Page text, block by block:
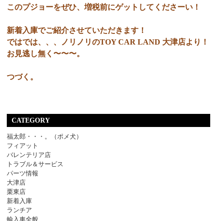
このプジョーをぜひ、増税前にゲットしてくださーい！
新着入庫でご紹介させていただきます！
ではでは、、、ノリノリのTOY CAR LAND 大津店より！
お見逃し無く〜〜〜。
つづく。
CATEGORY
福太郎・・・。（ポメ犬）
フィアット
バレンテリア店
トラブル＆サービス
パーツ情報
大津店
栗東店
新着入庫
ランチア
輸入車全般